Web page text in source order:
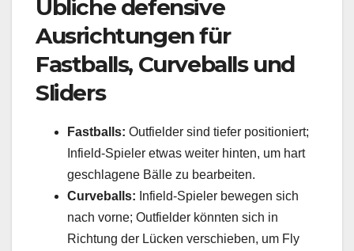
Übliche defensive
Ausrichtungen für
Fastballs, Curveballs und
Sliders
Fastballs: Outfielder sind tiefer positioniert;
Infield-Spieler etwas weiter hinten, um hart
geschlagene Bälle zu bearbeiten.
Curveballs: Infield-Spieler bewegen sich
nach vorne; Outfielder könnten sich in
Richtung der Lücken verschieben, um Fly